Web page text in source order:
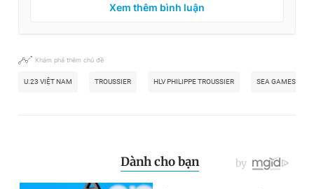
Xem thêm bình luận
Khám phá thêm chủ đề
U.23 VIỆT NAM TROUSSIER HLV PHILIPPE TROUSSIER SEA GAMES 32